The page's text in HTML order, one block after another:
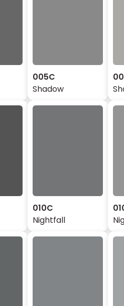
005C
Shadow
010C
Nightfall